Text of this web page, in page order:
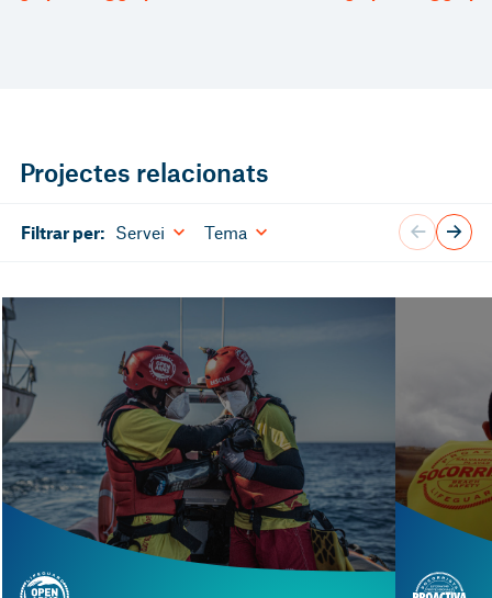
Projectes relacionats
Filtrar per: Servei Tema